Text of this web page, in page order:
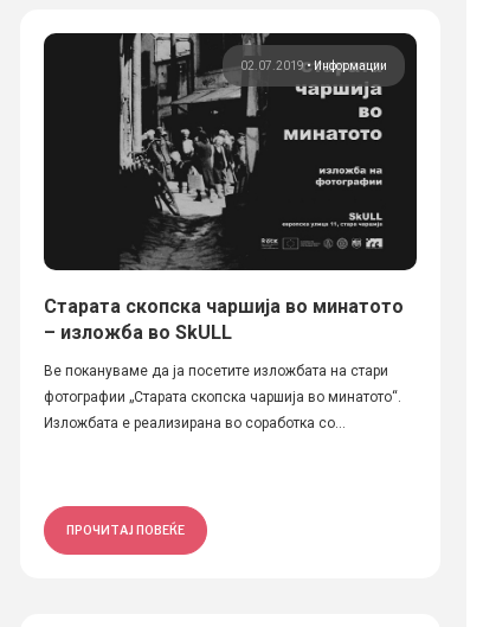
02.07.2019•Информации
Старата скопска чаршија во минатото
– изложба во SkULL
Ве покануваме да ја посетите изложбата на стари
фотографии „Старата скопска чаршија во минатото“.
Изложбата е реализирана во соработка со...
ПРОЧИТАЈ ПОВЕЌЕ